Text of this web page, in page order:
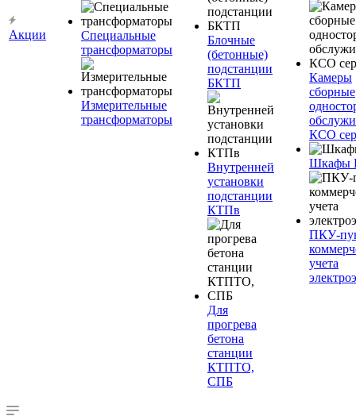
Акции
Специальные
трансформаторы
Измерительные
трансформаторы
Блочные
(бетонные)
подстанции
БКТП
Внутренней
установки
подстанции
КТПв
Для
прогрева
бетона
станции
КТПТО,
СПБ
Камеры
сборные
КСО
Шкафы
ПКУ-
учета